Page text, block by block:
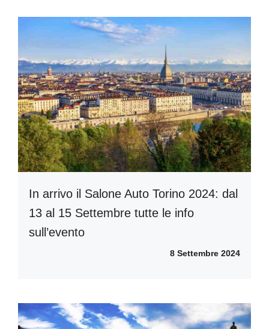
In arrivo il Salone Auto Torino 2024: dal
13 al 15 Settembre tutte le info
sull’evento
8 Settembre 2024